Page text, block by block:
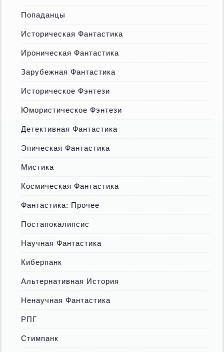
Попаданцы
Историческая Фантастика
Ироническая Фантастика
Зарубежная Фантастика
Историческое Фэнтези
Юмористическое Фэнтези
Детективная Фантастика
Эпическая Фантастика
Мистика
Космическая Фантастика
Фантастика: Прочее
Постапокалипсис
Научная Фантастика
Киберпанк
Альтернативная История
Ненаучная Фантастика
РПГ
Стимпанк